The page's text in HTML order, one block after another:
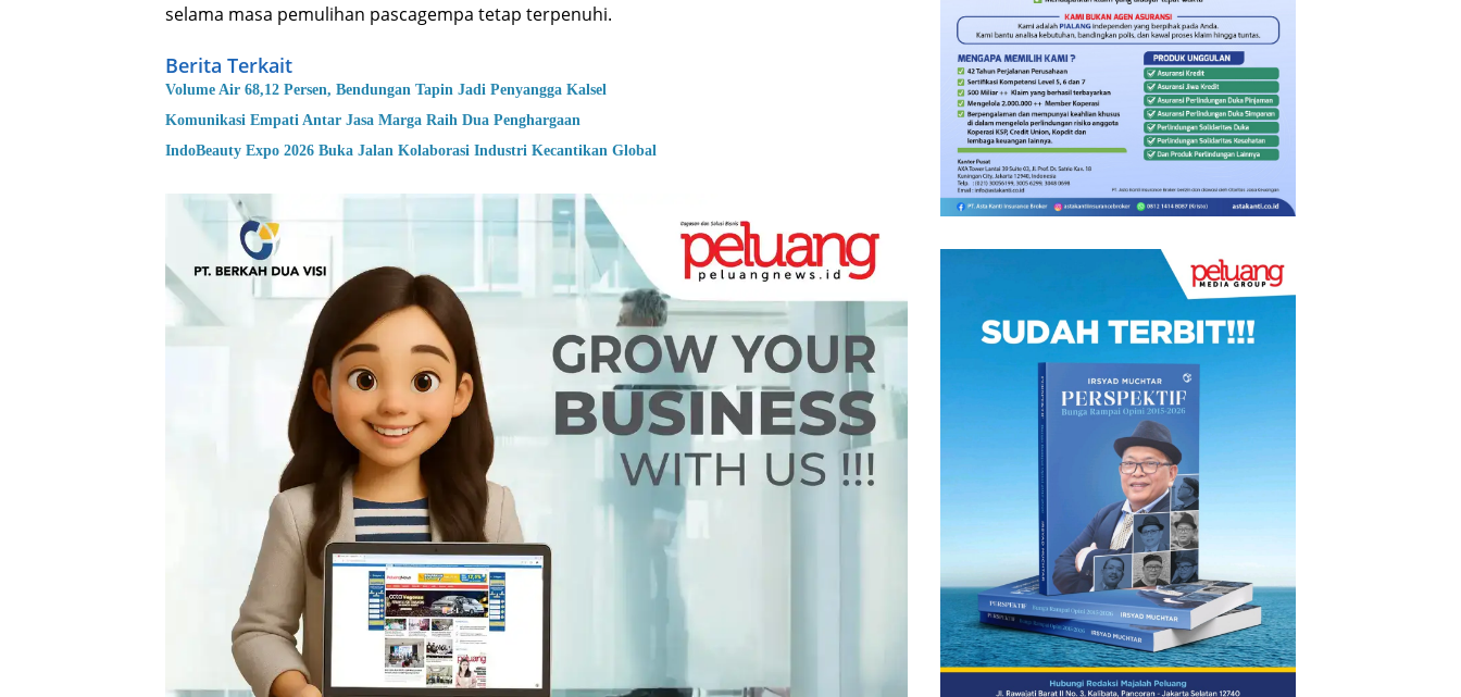
selama masa pemulihan pascagempa tetap terpenuhi.
Berita Terkait
Volume Air 68,12 Persen, Bendungan Tapin Jadi Penyangga Kalsel
Komunikasi Empati Antar Jasa Marga Raih Dua Penghargaan
IndoBeauty Expo 2026 Buka Jalan Kolaborasi Industri Kecantikan Global